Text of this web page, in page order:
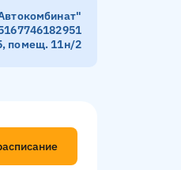
помещ. 11н/2